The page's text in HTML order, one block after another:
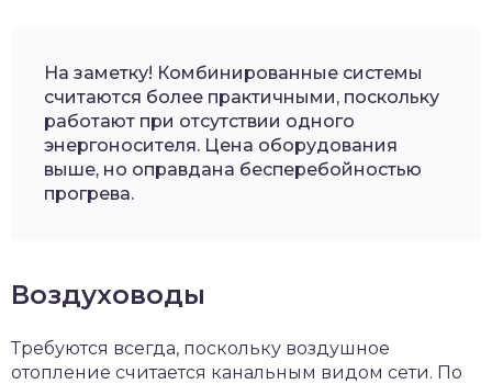
На заметку! Комбинированные системы
считаются более практичными, поскольку
работают при отсутствии одного
энергоносителя. Цена оборудования
выше, но оправдана бесперебойностью
прогрева.
Воздуховоды
Требуются всегда, поскольку воздушное
отопление считается канальным видом сети. По